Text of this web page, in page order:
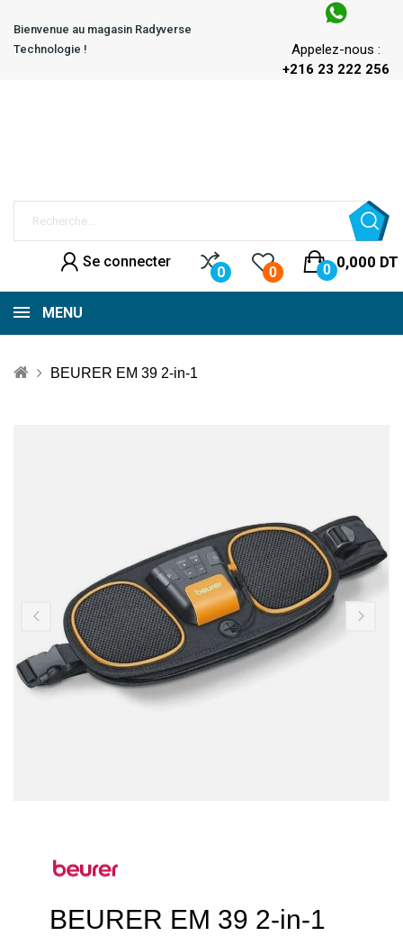
Bienvenue au magasin Radyverse
Technologie !
Appelez-nous :
+216 23 222 256
Se connecter
0 0
0,000 DT
0
MENU
BEURER EM 39 2-in-1
BEURER EM 39 2-in-1